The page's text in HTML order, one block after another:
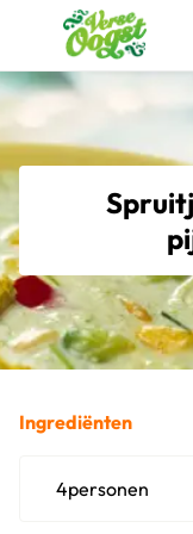
Verse Oogst
Ingrediënten
4personen